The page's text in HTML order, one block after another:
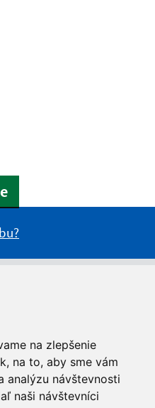
na zlepšenie
na to, aby sme vám
analýzu návštevnosti
naši návštevníci